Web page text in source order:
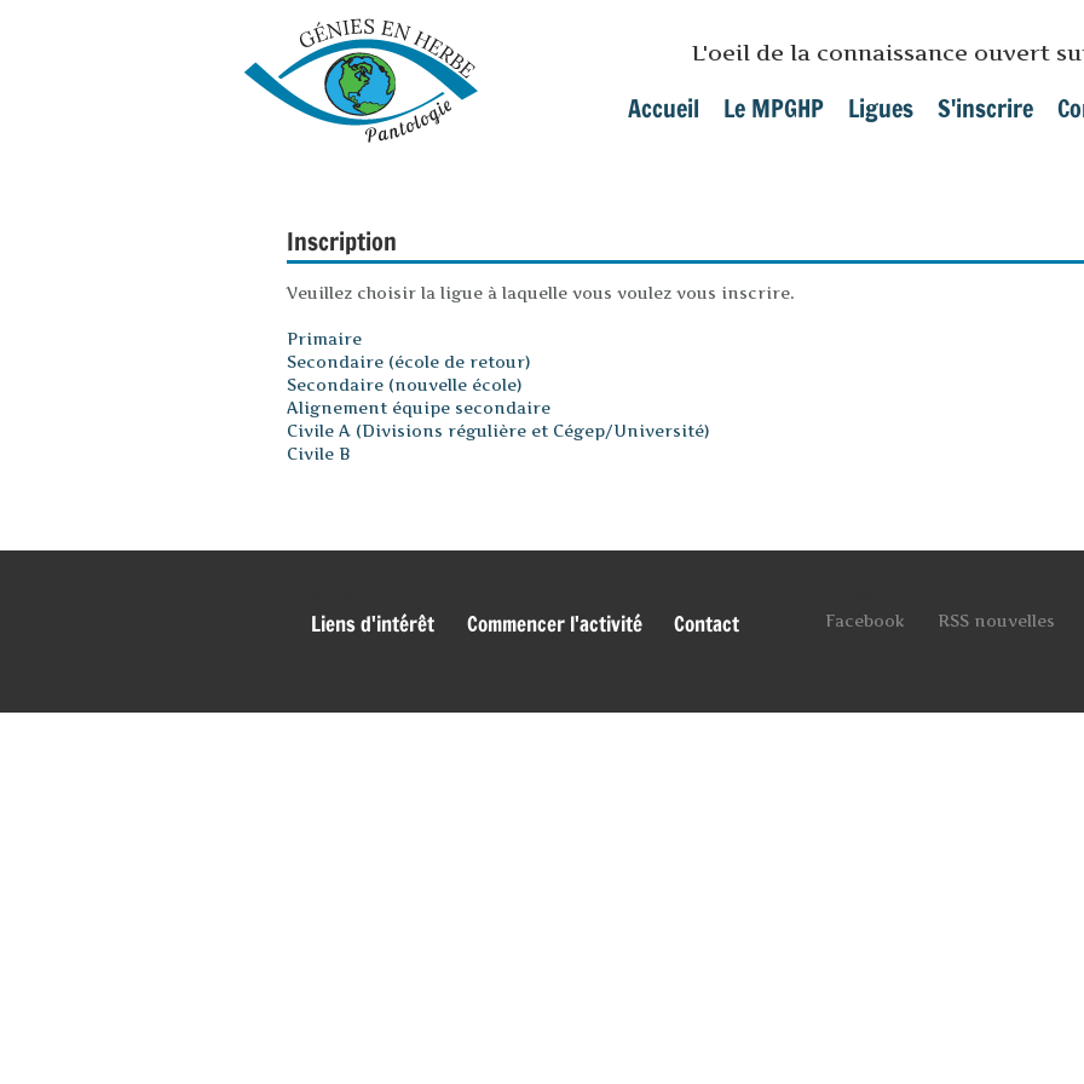
L'oeil de la connaissance ouvert
Main menu
Accueil Le MPGHP Ligues S'inscrire
Inscription
Veuillez choisir la ligue à laquelle vous voulez vous inscrire.
Primaire
Secondaire (école de retour)
Secondaire (nouvelle école)
Alignement équipe secondaire
Civile A (Divisions régulière et Cégep/Université)
Civile B
Liens d'intérêt Commencer l'activité Contact Facebook RSS nouvelles